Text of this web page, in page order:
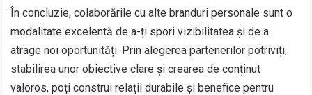
În concluzie, colaborările cu alte branduri personale sunt o
modalitate excelentă de a-ți spori vizibilitatea și de a
atrage noi oportunități. Prin alegerea partenerilor potriviți,
stabilirea unor obiective clare și crearea de conținut
valoros, poți construi relații durabile și benefice pentru